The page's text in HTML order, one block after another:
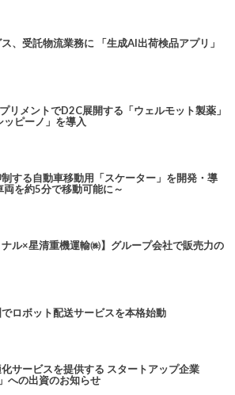
、受託物流業務に 「生成AI出荷検品アプリ」
リメントでD2C展開する「ウェルモット製薬」
ッピーノ」を導入
する自動車移動用「スケーター」を開発・導
を約5分で移動可能に～
ナル×星清重機運輸㈱】グループ会社で販売力の
ロボット配送サービスを本格始動
サービスを提供する スタートアップ企業
への出資のお知らせ